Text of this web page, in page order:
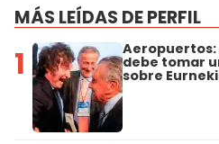
MÁS LEÍDAS DE PERFIL
1 debe tomar
sobre